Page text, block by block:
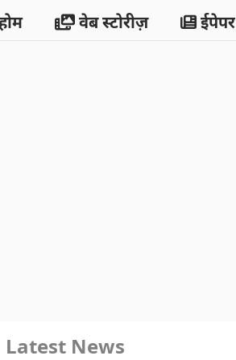
वेब स्टोरीज़ ईपेपर
Latest News